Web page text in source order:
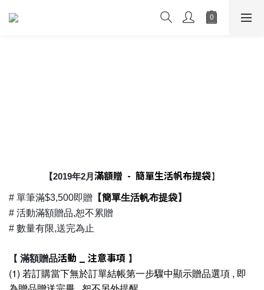
【2019年2月 滿額贈 - 簡單生活帆布提袋】
# 單筆滿$3,500即贈 【簡單生活帆布提袋】
# 活動滿額贈品,恕不累贈
# 數量有限,送完為止
【 滿額贈品活動 _ 注意事項 】
(1) 若訂購當下無於訂單結帳第一步驟中顯示贈品選項 , 即